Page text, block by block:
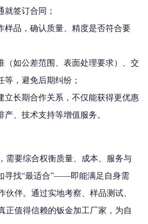
就签订合同；
样品，确认质量、精度是否符合要
（如公差范围、表面处理要求）、交
，避免后期纠纷；
立长期合作关系，不仅能获得更优惠
、技术支持等增值服务。
需要综合权衡质量、成本、服务与
寻找“最适合”——即能满足自身需
伴。通过实地考察、样品测试、
正值得信赖的钣金加工厂家，为自